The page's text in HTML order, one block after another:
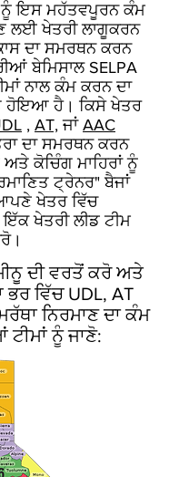
ਇਸ ਮਹੱਤਵਪੂਰਨ ਕੰਮ
ਲਈ ਖੇਤਰੀ ਲਾਗੂਕਰਨ
ਦਾ ਸਮਰਥਨ ਕਰਨ
ਬੇਮਿਸਾਲ SELPA
ਨਾਲ ਕੰਮ ਕਰਨ ਦਾ
ਹੋਇਆ ਹੈ। ਕਿਸੇ ਖੇਤਰ
, AT, ਜਾਂ AAC
ਦਾ ਸਮਰਥਨ ਕਰਨ
ਕੋਚਿੰਗ ਮਾਹਿਰਾਂ ਨੂੰ
ਟ੍ਰੇਨਰ" ਬੈਜਾਂ
ਖੇਤਰ ਵਿੱਚ
ਖੇਤਰੀ ਲੀਡ ਟੀਮ
ਦੀ ਵਰਤੋਂ ਕਰੋ ਅਤੇ
ਵਿੱਚ UDL, AT
ਨਿਰਮਾਣ ਦਾ ਕੰਮ
ਨੂੰ ਜਾਣੋ: